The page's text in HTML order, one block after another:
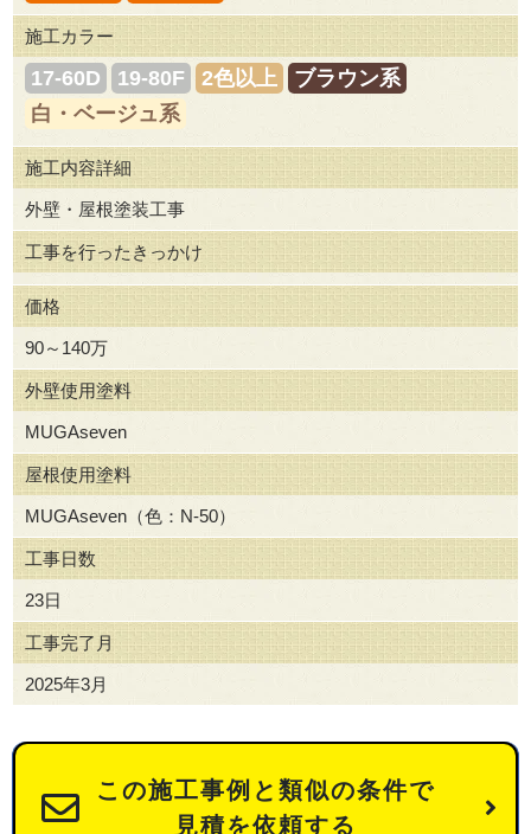
施工カラー
17-60D 19-80F 2色以上
ブラウン系
白・ベージュ系
施工内容詳細
外壁・屋根塗装工事
工事を行ったきっかけ
価格
90～140万
外壁使用塗料
MUGAseven
屋根使用塗料
MUGAseven（色：N-50）
工事日数
23日
工事完了月
2025年3月
この施工事例と類似の条件で
見積を依頼する